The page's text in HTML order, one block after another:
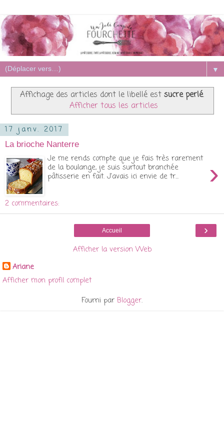
▼
Affichage des articles dont le libellé est sucre perlé.
Afficher tous les articles
17 janv. 2017
La brioche Nanterre
›
Je me rends compte que je fais très rarement
de la boulange, je suis surtout branchée
pâtisserie en fait. J'avais ici envie de tr...
2 commentaires:
›
Accueil
Afficher la version Web
Ariane
Afficher mon profil complet
Fourni par Blogger.